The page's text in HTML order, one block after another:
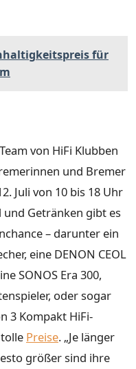
für
von HiFi Klubben
und Bremer
Juli von 10 bis 18 Uhr
Getränken gibt es
– darunter ein
eine DENON CEOL
SONOS Era 300,
oder sogar
3 Kompakt HiFi-
Preise. „Je länger
größer sind ihre